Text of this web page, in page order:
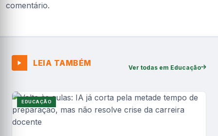
comentário.
LEIA TAMBÉM Ver todas em Educação
EDUCAÇÃO